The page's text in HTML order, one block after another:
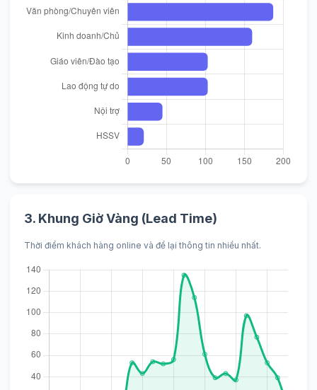
3. Khung Giờ Vàng (Lead Time)
Thời điểm khách hàng online và để lại thông tin nhiều nhất.